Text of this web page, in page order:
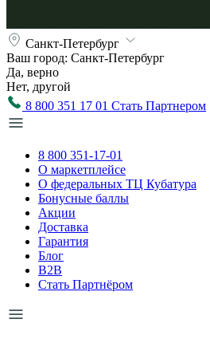
Санкт-Петербург
Ваш город: Санкт-Петербург
Да, верно
Нет, другой
8 800 351 17 01 Стать Партнером
8 800 351-17-01
О маркетплейсе
О федеральных ТЦ Кубатура
Бонусные баллы
Акции
Доставка
Гарантия
Блог
B2B
Стать Партнёром